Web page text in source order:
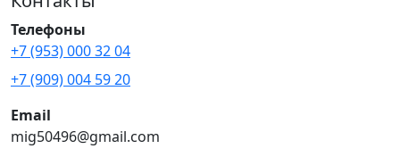
Телефоны
+7 (953) 000 32 04
+7 (909) 004 59 20
Email
mig50496@gmail.com